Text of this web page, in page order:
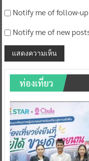
Notify me of follow-
Notify me of new
ท่องเที่ยว